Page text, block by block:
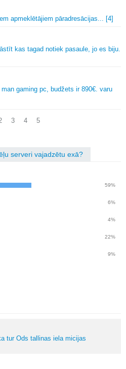
apmeklētājiem pāradresācijas... [4]
kas tagad notiek pasaule, jo es biju.
gaming pc, budžets ir 890€. varu
3 4 5
serveri vajadzētu exā?
59%
6%
4%
22%
9%
tur Ods tallinas iela micijas